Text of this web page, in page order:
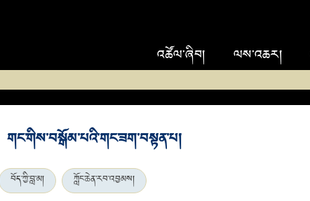
འཚོལ་ཞིབ། ལས་འཆར།
བོད་ཀྱི་བླ་མ། ཀློང་ཆེན་རབ་འབྱམས།